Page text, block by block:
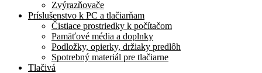
Zvýrazňovače
Príslušenstvo k PC a tlačiarňam
Čistiace prostriedky k počítačom
Pamäťové média a doplnky
Podložky, opierky, držiaky predlôh
Spotrebný materiál pre tlačiarne
Tlačivá